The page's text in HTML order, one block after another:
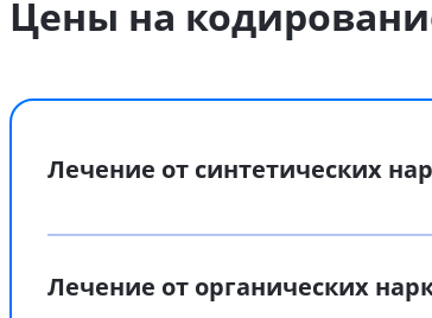
Цены на
Лечение от синтетических
Лечение от органических